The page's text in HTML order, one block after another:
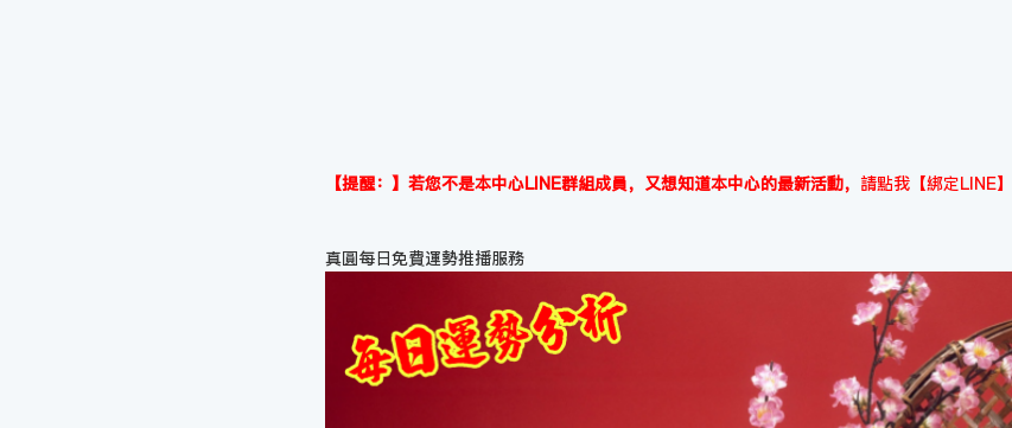
【提醒：】若您不是本中心LINE群組成員，又想知道本中心的最新活動， 請點我【綁定LINE】
真圓每日免費運勢推播服務